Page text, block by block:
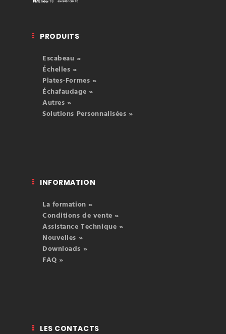
PRODUITS
Escabeau »
Échelles »
Plates-Formes »
Échafaudage »
Autres »
Solutions Personnalisées »
INFORMATION
La formation »
Conditions de vente »
Assistance Technique »
Nouvelles »
Downloads »
FAQ »
LES CONTACTS